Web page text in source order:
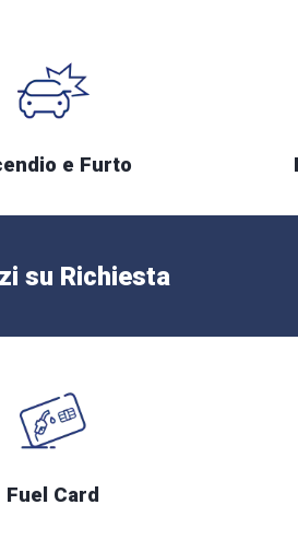
e Furto
su Richiesta
Fuel Card